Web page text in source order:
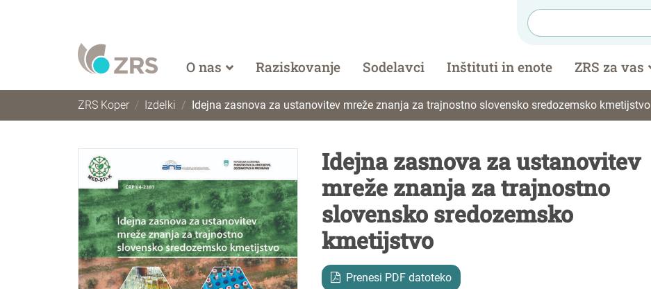
O nas Raziskovanje Sodelavci Inštituti in enote ZRS za vas
ZRS Koper Izdelki Idejna zasnova za ustanovitev mreže znanja za trajnostno slovensko sredozemsko kmetijstvo
Idejna zasnova za ustanovitev
mreže znanja za trajnostno
slovensko sredozemsko
kmetijstvo
Prenesi PDF datoteko